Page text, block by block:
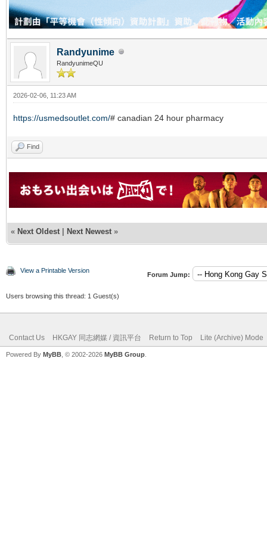
Randyunime
RandyunimeQU
2026-02-06, 11:23 AM
https://usmedsoutlet.com/# canadian 24 hour pharmacy
Find
« Next Oldest | Next Newest »
View a Printable Version
Forum Jump:
Users browsing this thread: 1 Guest(s)
Contact Us HKGAY 同志網媒 / 資訊平台 Return to Top Lite (Archive) Mode
Powered By MyBB , © 2002-2026 MyBB Group